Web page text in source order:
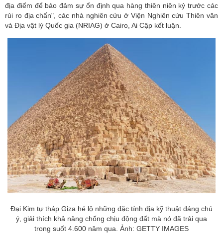
địa điểm để bảo đảm sự ổn định qua hàng thiên niên kỷ trước các
rủi ro địa chấn", các nhà nghiên cứu ở Viện Nghiên cứu Thiên văn
và Địa vật lý Quốc gia (NRIAG) ở Cairo, Ai Cập kết luận.
Đại Kim tự tháp Giza hé lộ những đặc tính địa kỹ thuật đáng chú
ý, giải thích khả năng chống chịu động đất mà nó đã trải qua
trong suốt 4.600 năm qua. Ảnh: GETTY IMAGES